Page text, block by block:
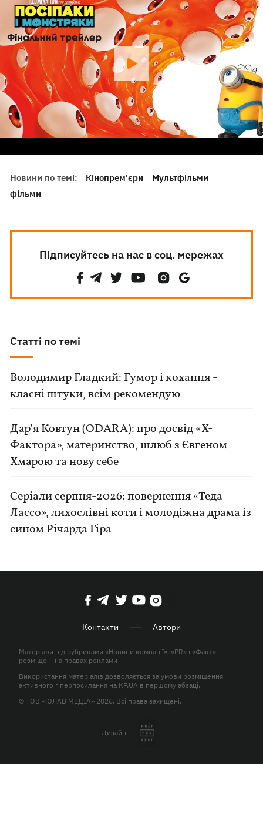
Новини по темі: Кінопрем'єри
Мультфільми
фільми
Підписуйтесь на нас в соц. мережах
Статті по темі
Володимир Гладкий: Гумор і кохання -
класні штуки, всім рекомендую
Дар’я Ковтун (ODARA): про досвід «Х-
Фактора», материнство, шлюб з Євгеном
Хмарою та нову себе
Серіали серпня-2026: повернення «Теда
Лассо», лихослівні коти і молодіжна драма із
сином Річарда Гіра
Контакти Автори
Матеріали під рубриками «Новини компанії», «PR» і «Факт»
розміщені на правах реклами
Використання матеріалів дозволяється за умови розміщення
активного гіперпосилання на KP.UA в першому абзаці.
© ТОВ «ЮЛАВ МЕДІА» 2026. Всі права захищені.
Дизайн